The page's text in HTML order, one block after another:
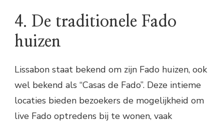
4. De traditionele Fado
huizen
Lissabon staat bekend om zijn Fado huizen, ook
wel bekend als “Casas de Fado”. Deze intieme
locaties bieden bezoekers de mogelijkheid om
live Fado optredens bij te wonen, vaak